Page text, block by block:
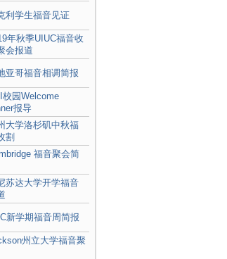
利学生福音见证
年秋季UIUC福音收
会报道
亚哥福音相调简报
校园Welcome
报导
大学洛杉矶中秋福
割
福音聚会简
苏达大学开学福音
新学期福音周简报
州立大学福音聚